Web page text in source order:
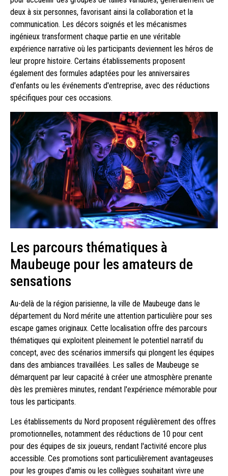
deux à six personnes, favorisant ainsi la collaboration et la
communication. Les décors soignés et les mécanismes
ingénieux transforment chaque partie en une véritable
expérience narrative où les participants deviennent les héros de
leur propre histoire. Certains établissements proposent
également des formules adaptées pour les anniversaires
d'enfants ou les événements d'entreprise, avec des réductions
spécifiques pour ces occasions.
Les parcours thématiques à
Maubeuge pour les amateurs de
sensations
Au-delà de la région parisienne, la ville de Maubeuge dans le
département du Nord mérite une attention particulière pour ses
escape games originaux. Cette localisation offre des parcours
thématiques qui exploitent pleinement le potentiel narratif du
concept, avec des scénarios immersifs qui plongent les équipes
dans des ambiances travaillées. Les salles de Maubeuge se
démarquent par leur capacité à créer une atmosphère prenante
dès les premières minutes, rendant l'expérience mémorable pour
tous les participants.
Les établissements du Nord proposent régulièrement des offres
promotionnelles, notamment des réductions de 10 pour cent
pour des équipes de six joueurs, rendant l'activité encore plus
accessible. Ces promotions sont particulièrement avantageuses
pour les groupes d'amis ou les collègues souhaitant vivre une